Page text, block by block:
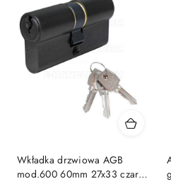
Wkładka drzwiowa AGB
mod.600 60mm 27x33 czarna